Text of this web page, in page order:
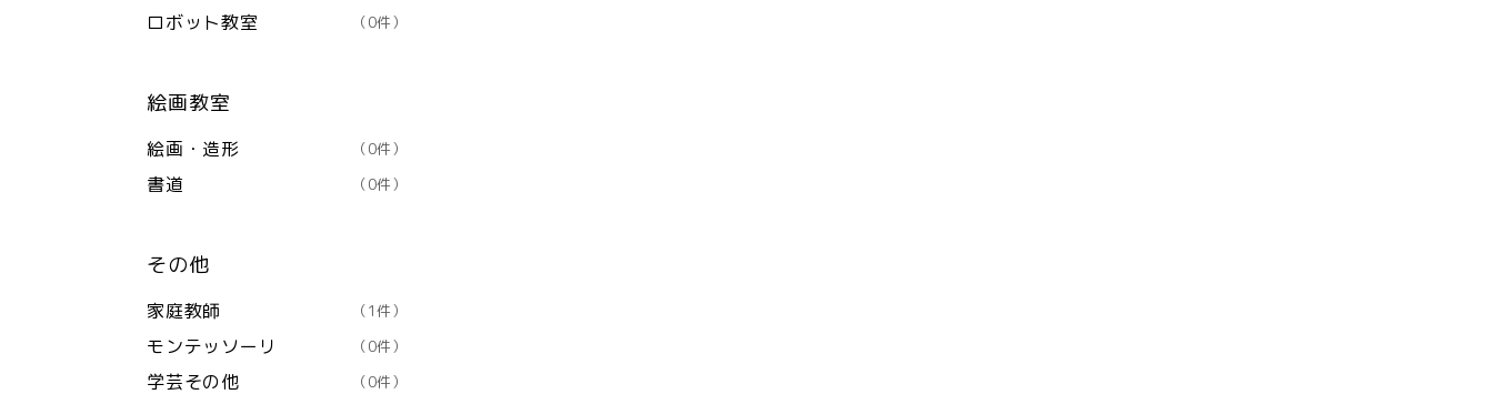
ロボット教室 （0件）
絵画教室
絵画・造形 （0件）
書道 （0件）
その他
家庭教師 （1件）
モンテッソーリ （0件）
学芸その他 （0件）